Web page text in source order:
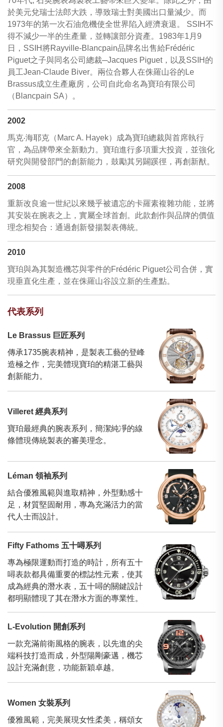
於美元兌瑞士法郎大跌，導致瑞士對美國出口量減少。而
1973年的第一次石油危機使全世界陷入經濟衰退。 SSIH不
得不減少一半的生產量，並轉讓部分資產。1983年1月9
日，SSIH將Rayville-Blancpain品牌名出售給Frédéric
Piguet之子與同名公司總裁─Jacques Piguet，以及SSIH的
員工Jean-Claude Biver。兩位合夥人在侏羅山谷的Le
Brassus成立生產廠房，公司自此命名為寶珀有限公司
（Blancpain SA）。
2002
馬克‧海耶克（Marc A. Hayek）成為寶珀總裁與首席執行
官，為品牌帶來全新動力。寶珀進行多項重大投資，並強化
研究與開發部門的創新能力，鼓勵其另闢蹊徑，再創新猷。
2008
重新改良逾一世紀以來幾乎被遺忘的卡羅素複雜功能，並將
其安裝在腕表之上，實屬全球首創。此款創作與品牌的價值
理念相契合：通過創新發揚製表傳統。
2010
寶珀與為其製造機芯與零件的Frédéric Piguet公司合併，實
現垂直化生產，並在侏羅山谷設立新的生產點。
代表系列
Le Brassus 巨匠系列
傳承1735腕表精神，是製表工藝的登峰
造極之作，完美體現寶珀的精湛工藝與
創新能力。
Villeret 經典系列
寶珀最經典的腕表系列，簡潔純凈的線
條體現傳統製表的審美理念。
Léman 領袖系列
結合優雅風範與進取精神，外型動感十
足，材質堅固耐用，專為充滿活力的當
代人士而設計。
Fifty Fathoms 五十噚系列
專為極限運動而打造的時計，所有五十
噚表款都具備重要的標誌性元素，使其
成為經典的潛水表，五十噚的關鍵設計
都明顯體現了其在潛水方面的專業性。
L-Evolution 開創系列
一款充滿前衛風格的腕表，以先進的尖
端科技打造而成，外型陽剛豪邁，機芯
設計充滿創意，功能新穎卓越。
Women 女裝系列
優雅風範，完美展現女性柔美，稱頌女